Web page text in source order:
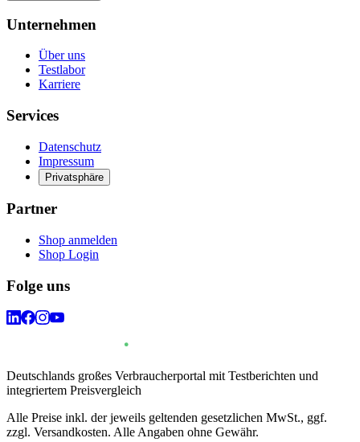
Unternehmen
Über uns
Testlabor
Karriere
Services
Datenschutz
Impressum
Privatsphäre
Partner
Shop anmelden
Shop Login
Folge uns
Deutschlands großes Verbraucherportal mit Testberichten und
integriertem Preisvergleich
Alle Preise inkl. der jeweils geltenden gesetzlichen MwSt., ggf.
zzgl. Versandkosten. Alle Angaben ohne Gewähr.